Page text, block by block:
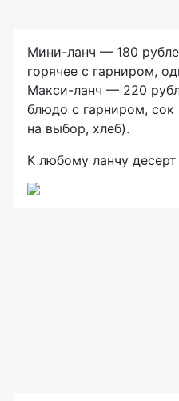
Мини-ланч — 180
горячее с гарниром,
Макси-ланч — 220
блюдо с гарниром, сок
на выбор, хлеб).
К любому ланчу